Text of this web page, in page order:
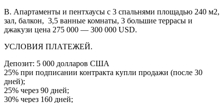
B. Апартаменты и пентхаусы с 3 спальнями площадью 240 м2,
зал, балкон, 3,5 ванные комнаты, 3 большие террасы и
джакузи цена 275 000 — 300 000 USD.
УСЛОВИЯ ПЛАТЕЖЕЙ.
Депозит: 5 000 долларов США
25% при подписании контракта купли продажи (после 30
дней);
25% через 90 дней;
30% через 160 дней;